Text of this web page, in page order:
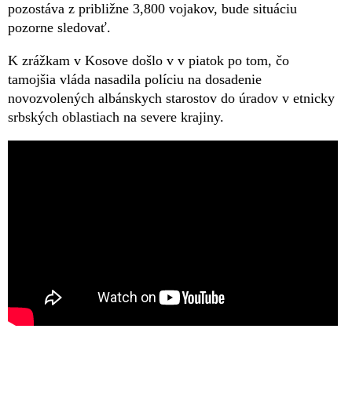
pozostáva z približne 3,800 vojakov, bude situáciu
pozorne sledovať.
K zrážkam v Kosove došlo v v piatok po tom, čo
tamojšia vláda nasadila políciu na dosadenie
novozvolených albánskych starostov do úradov v etnicky
srbských oblastiach na severe krajiny.